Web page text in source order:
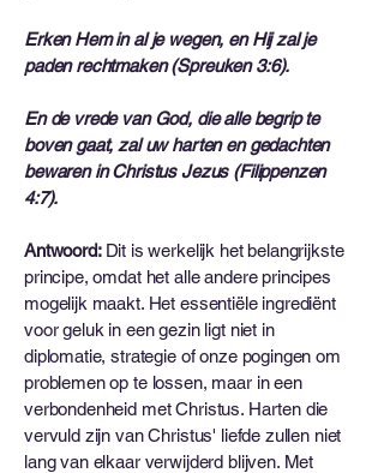
Erken Hem in al je wegen, en Hij zal je
paden rechtmaken (Spreuken 3:6).
En de vrede van God, die alle begrip te
boven gaat, zal uw harten en gedachten
bewaren in Christus Jezus (Filippenzen
4:7).
Antwoord: Dit is werkelijk het belangrijkste
principe, omdat het alle andere principes
mogelijk maakt. Het essentiële ingrediënt
voor geluk in een gezin ligt niet in
diplomatie, strategie of onze pogingen om
problemen op te lossen, maar in een
verbondenheid met Christus. Harten die
vervuld zijn van Christus' liefde zullen niet
lang van elkaar verwijderd blijven. Met